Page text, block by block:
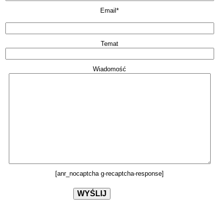
Email*
Temat
Wiadomość
[anr_nocaptcha g-recaptcha-response]